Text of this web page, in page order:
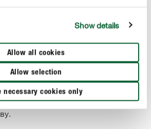
Show details
Allow all cookies
Allow selection
necessary cookies only
Також ніщо не заважає вам трохи
ароматів.
свої трави на балкон або в
мати на увазі сумісних сусідів.
любить помідори або кабачки, а